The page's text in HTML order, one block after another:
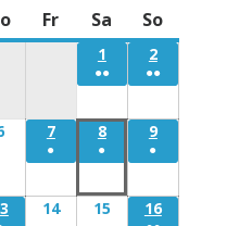
Donnerstag
FrFreitag
Sa Samstag
SoSonntag
1 Samstag
1
●●
2Sonntag
2
●●
Donnerstag
7Freitag
●
8Samstag
●
9Sonntag
●
Donnerstag
14Freitag
15 Samstag
16Sonntag